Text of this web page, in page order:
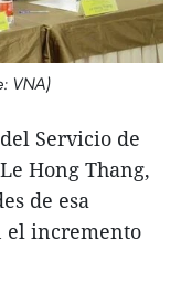
VNA)
Servicio de
Hong Thang,
de esa
el incremento